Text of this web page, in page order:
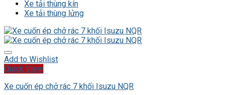
Xe tải thùng kín
Xe tải thùng lửng
Add to Wishlist
Quick View
Xe cuốn ép chở rác 7 khối Isuzu NQR